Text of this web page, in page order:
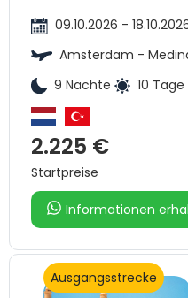
09.10.2026 -
Amsterdam -
9 Nächte
10 Tage
2.225 €
Startpreise
Informationen
Ausgangsstrecke